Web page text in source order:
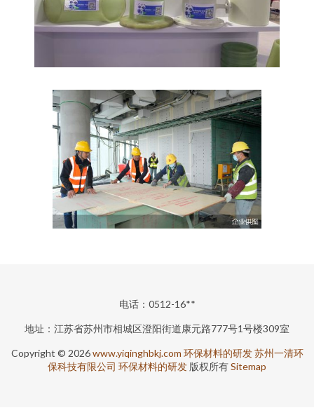
电话：0512-16**
地址：江苏省苏州市相城区澄阳街道康元路777号1号楼309室
Copyright © 2026www.yiqinghbkj.com 环保材料的研发 苏州一清环
保科技有限公司 环保材料的研发 版权所有Sitemap